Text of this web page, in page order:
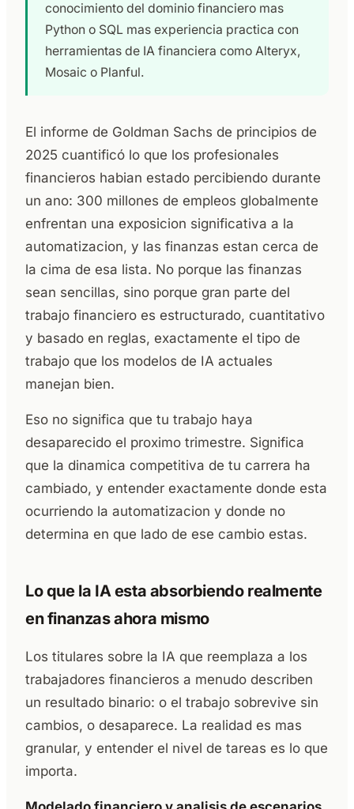
conocimiento del dominio financiero mas
Python o SQL mas experiencia practica con
herramientas de IA financiera como Alteryx,
Mosaic o Planful.
El informe de Goldman Sachs de principios de
2025 cuantificó lo que los profesionales
financieros habian estado percibiendo durante
un ano: 300 millones de empleos globalmente
enfrentan una exposicion significativa a la
automatizacion, y las finanzas estan cerca de
la cima de esa lista. No porque las finanzas
sean sencillas, sino porque gran parte del
trabajo financiero es estructurado, cuantitativo
y basado en reglas, exactamente el tipo de
trabajo que los modelos de IA actuales
manejan bien.
Eso no significa que tu trabajo haya
desaparecido el proximo trimestre. Significa
que la dinamica competitiva de tu carrera ha
cambiado, y entender exactamente donde esta
ocurriendo la automatizacion y donde no
determina en que lado de ese cambio estas.
Lo que la IA esta absorbiendo realmente
en finanzas ahora mismo
Los titulares sobre la IA que reemplaza a los
trabajadores financieros a menudo describen
un resultado binario: o el trabajo sobrevive sin
cambios, o desaparece. La realidad es mas
granular, y entender el nivel de tareas es lo que
importa.